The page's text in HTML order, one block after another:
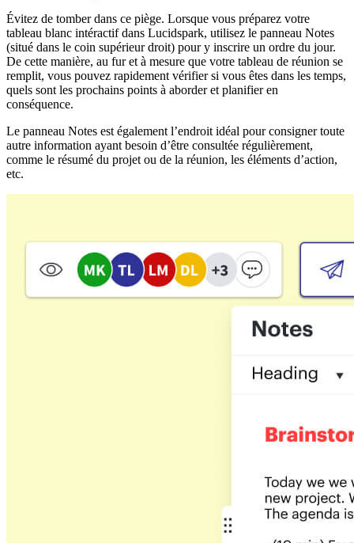
Évitez de tomber dans ce piège. Lorsque vous préparez votre
tableau blanc intéractif dans Lucidspark, utilisez le panneau Notes
(situé dans le coin supérieur droit) pour y inscrire un ordre du jour.
De cette manière, au fur et à mesure que votre tableau de réunion se
remplit, vous pouvez rapidement vérifier si vous êtes dans les temps,
quels sont les prochains points à aborder et planifier en
conséquence.
Le panneau Notes est également l’endroit idéal pour consigner toute
autre information ayant besoin d’être consultée régulièrement,
comme le résumé du projet ou de la réunion, les éléments d’action,
etc.